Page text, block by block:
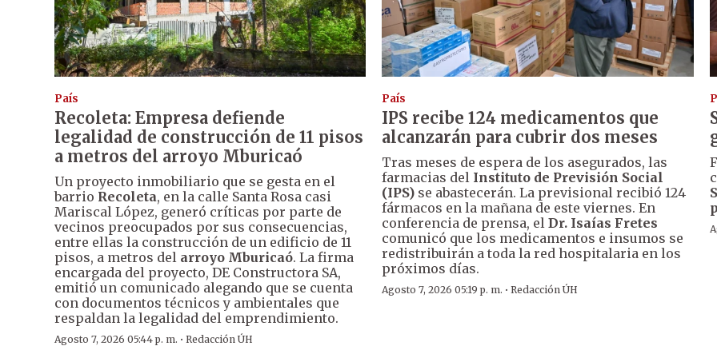
País
Recoleta: Empresa defiende
legalidad de construcción de 11 pisos
a metros del arroyo Mburicaó
Un proyecto inmobiliario que se gesta en el
barrio Recoleta, en la calle Santa Rosa casi
Mariscal López, generó críticas por parte de
vecinos preocupados por sus consecuencias,
entre ellas la construcción de un edificio de 11
pisos, a metros del arroyo Mburicaó. La firma
encargada del proyecto, DE Constructora SA,
emitió un comunicado alegando que se cuenta
con documentos técnicos y ambientales que
respaldan la legalidad del emprendimiento.
Agosto 7, 2026 05:44 p. m. · Redacción ÚH
País
IPS recibe 124 medicamentos que
alcanzarán para cubrir dos meses
Tras meses de espera de los asegurados, las
farmacias del Instituto de Previsión Social
(IPS) se abastecerán. La previsional recibió 124
fármacos en la mañana de este viernes. En
conferencia de prensa, elDr. Isaías Fretes
comunicó que los medicamentos e insumos se
redistribuirán a toda la red hospitalaria en los
próximos días.
Agosto 7, 2026 05:19 p. m. ·Redacción ÚH